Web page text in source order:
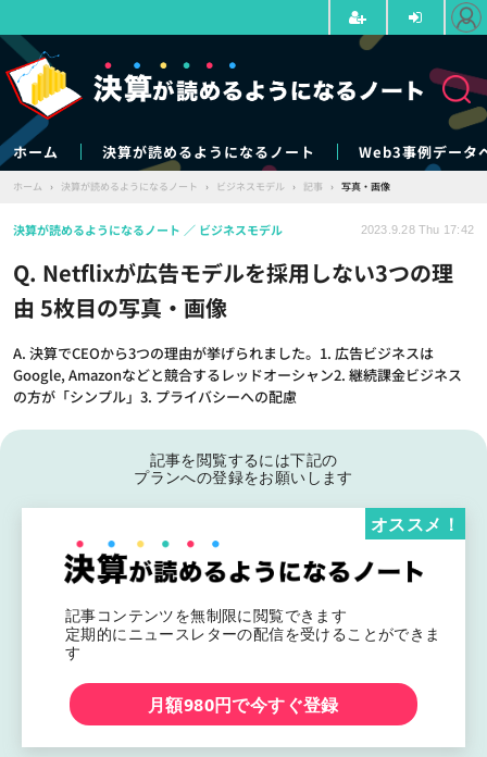
ホーム 決算が読めるようになるノート Web3事例データ
ホーム › 決算が読めるようになるノート › ビジネスモデル › 記事 › 写真・画像
Q. Netflixが広告モデルを採用しない3つの理
由 5枚目の写真・画像
A. 決算でCEOから3つの理由が挙げられました。1. 広告ビジネスは
Google, Amazonなどと競合するレッドオーシャン2. 継続課金ビジネス
の方が「シンプル」3. プライバシーへの配慮
決算が読めるようになるノート ビジネスモデル 2023.9.28 Thu 17:42
記事を閲覧するには下記の
プランへの登録をお願いします
記事コンテンツを無制限に閲覧できます
定期的にニュースレターの配信を受けることができま
す
オススメ！
月額980円で今すぐ登録